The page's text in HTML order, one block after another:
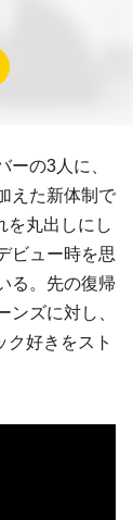
ーの3人に、
えた新体制で
を丸出しにし
ビュー時を思
る。先の復帰
ンズに対し、
好きをスト